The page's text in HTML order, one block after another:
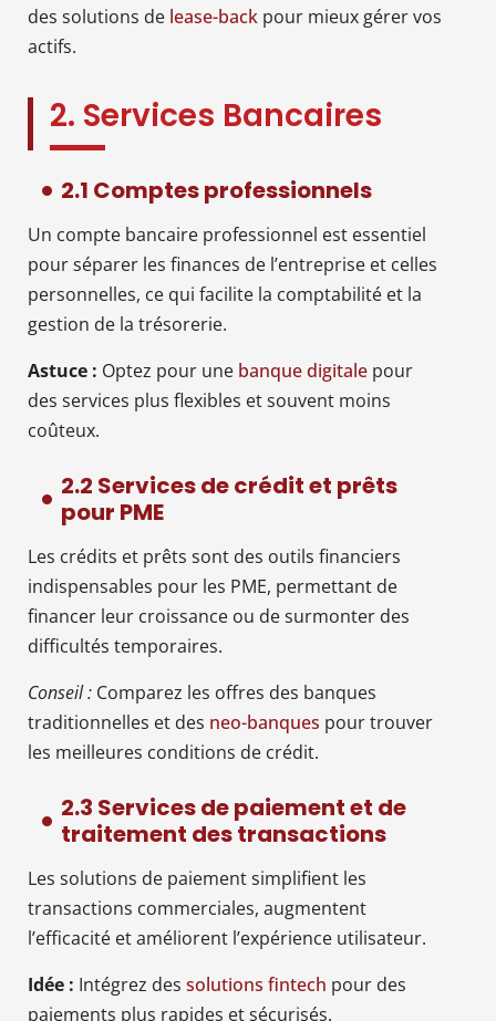
des solutions de lease-back pour mieux gérer vos
actifs.
2. Services Bancaires
2.1 Comptes professionnels
Un compte bancaire professionnel est essentiel
pour séparer les finances de l’entreprise et celles
personnelles, ce qui facilite la comptabilité et la
gestion de la trésorerie.
Astuce : Optez pour une banque digitale pour
des services plus flexibles et souvent moins
coûteux.
2.2 Services de crédit et prêts
pour PME
Les crédits et prêts sont des outils financiers
indispensables pour les PME, permettant de
financer leur croissance ou de surmonter des
difficultés temporaires.
Conseil : Comparez les offres des banques
traditionnelles et des neo-banques pour trouver
les meilleures conditions de crédit.
2.3 Services de paiement et de
traitement des transactions
Les solutions de paiement simplifient les
transactions commerciales, augmentent
l’efficacité et améliorent l’expérience utilisateur.
Idée : Intégrez des solutions fintech pour des
paiements plus rapides et sécurisés.